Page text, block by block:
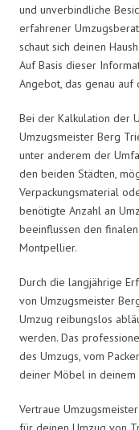
und unverbindliche
erfahrener
schaut sich deinen
Auf Basis dieser
Angebot, das genau auf
Bei der Kalkulation der
Umzugsmeister Berg
unter anderem der
den beiden Städten,
Verpackungsmaterial
benötigte Anzahl an
beeinflussen den
Montpellier.
Durch die langjährige
von Umzugsmeister
Umzug reibungslos
werden. Das
des Umzugs, vom
deiner Möbel in deinem
Vertraue